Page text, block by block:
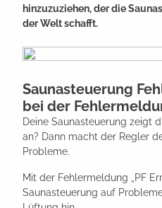
hinzuzuziehen, der die
der Welt schafft.
Saunasteuerung
bei der
Deine Saunasteuerung zeigt
an? Dann macht der Regler
Probleme.
Mit der Fehlermeldung „PF
Saunasteuerung auf